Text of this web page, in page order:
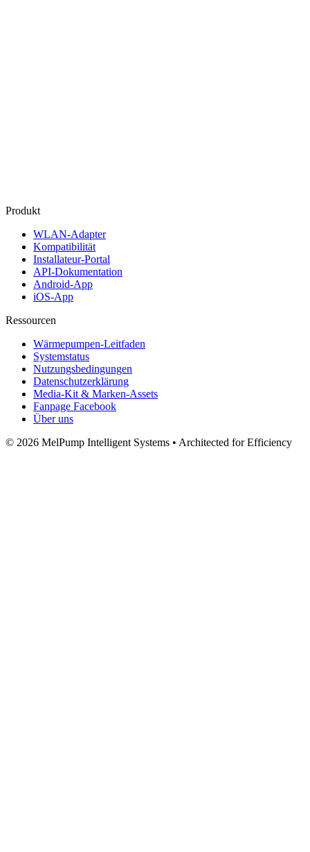
Produkt
WLAN‑Adapter
Kompatibilität
Installateur‑Portal
API‑Dokumentation
Android‑App
iOS‑App
Ressourcen
Wärmepumpen-Leitfaden
Systemstatus
Nutzungsbedingungen
Datenschutzerklärung
Media‑Kit & Marken‑Assets
Fanpage Facebook
Über uns
© 2026 MelPump Intelligent Systems • Architected for Efficiency